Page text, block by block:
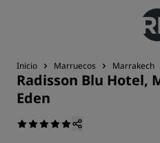
Inicio Marruecos Marrakech
Radisson Blu Hotel,
Eden